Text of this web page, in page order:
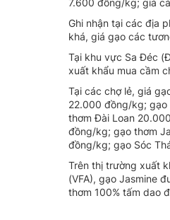
7.600 đồng/kg; giá
Ghi nhận tại các địa
khá, giá gạo các
Tại khu vực Sa Đéc
xuất khẩu mua cầm
Tại các chợ lẻ, giá
22.000 đồng/kg;
thơm Đài Loan
đồng/kg; gạo thơm
đồng/kg; gạo Sóc
Trên thị trường xuất
(VFA), gạo Jasmine
thơm 100% tấm dao